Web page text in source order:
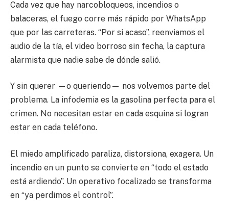
Cada vez que hay narcobloqueos, incendios o
balaceras, el fuego corre más rápido por WhatsApp
que por las carreteras. “Por si acaso”, reenviamos el
audio de la tía, el video borroso sin fecha, la captura
alarmista que nadie sabe de dónde salió.
Y sin querer —o queriendo— nos volvemos parte del
problema. La infodemia es la gasolina perfecta para el
crimen. No necesitan estar en cada esquina si logran
estar en cada teléfono.
El miedo amplificado paraliza, distorsiona, exagera. Un
incendio en un punto se convierte en “todo el estado
está ardiendo”. Un operativo focalizado se transforma
en “ya perdimos el control”.